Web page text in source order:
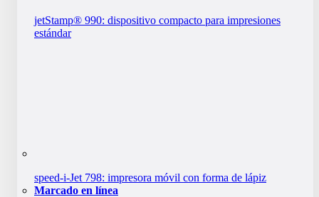
jetStamp® 990: dispositivo compacto para impresiones
estándar
speed-i-Jet 798: impresora móvil con forma de lápiz
Marcado en línea